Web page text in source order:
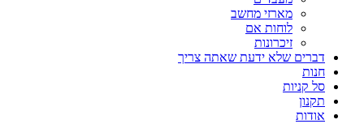
מארזי מחשב
לוחות אם
זיכרונות
דברים שלא ידעת שאתה צריך
חנות
סל קניות
תקנון
אודות